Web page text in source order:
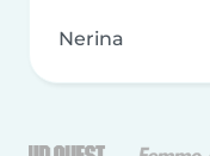
Nerina